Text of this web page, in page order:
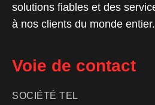
solutions fiables et des
à nos clients du monde entier.
Voie de contact
SOCIÉTÉ TEL